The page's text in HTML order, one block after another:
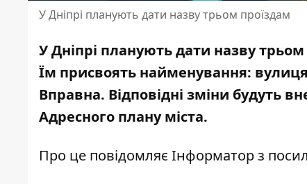
У Дніпрі планують дати назву трьом проїздам
У Дніпрі планують дати назву
Їм присвоять найменування:
Вправна. Відповідні зміни будуть
Адресного плану міста.
Про це повідомляє Інформатор з